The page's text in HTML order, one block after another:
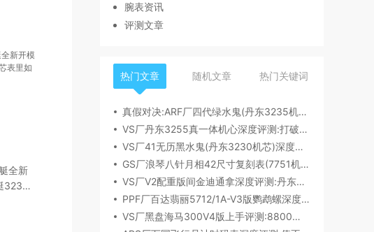
全新
3235
腕表资讯
评测文章
热门文章 随机文章 热门关键词
真假对决:ARF厂四代绿水鬼(丹东3235机芯)深度评测
VS厂丹东3255真一体机心深度评测:打破市场乱象,重塑复刻机芯新标杆​
VS厂41无历黑水鬼(丹东3230机芯)深度评测:性能与破绽全解析
GS厂浪琴八针月相42尺寸复刻表(7751机芯)细节全析
VS厂V2配重版间金迪通拿深度评测:丹东4131机芯加持下的165克精密之作​
PPF厂百达翡丽5712/1A-V3版鹦鹉螺深度评测:细节升级直击正品
VS厂黑盘海马300V4版上手评测:8800一体机芯加持,复刻天花板实至名归?